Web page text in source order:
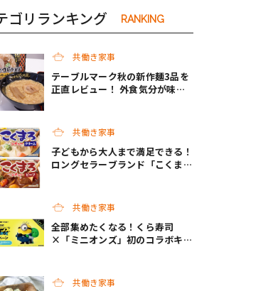
ゴリランキング RANKING
共働き家事
テーブルマーク秋の新作麺3品を
正直レビュー！ 外食気分が味わ
共働き家事
子どもから大人まで満足できる！
ロングセラーブランド「こくま
が新発売共働き家事
全部集めたくなる！くら寿司
×「ミニオンズ」初のコラボキャ
共働き家事